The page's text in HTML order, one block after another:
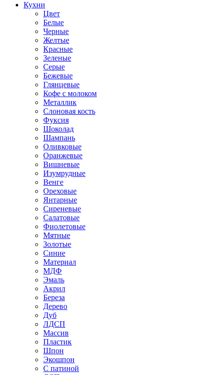
Кухни
Цвет
Белые
Черные
Желтые
Красные
Зеленые
Серые
Бежевые
Глянцевые
Кофе с молоком
Металлик
Слоновая кость
Фуксия
Шоколад
Шампань
Оливковые
Оранжевые
Вишневые
Изумрудные
Венге
Ореховые
Янтарные
Сиреневые
Салатовые
Фиолетовые
Мятные
Золотые
Синие
Материал
МДФ
Эмаль
Акрил
Береза
Дерево
Дуб
ЛДСП
Массив
Пластик
Шпон
Экошпон
С патиной